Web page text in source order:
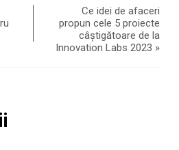
Ce idei de afaceri
propun cele 5 proiecte
câștigătoare de la
Innovation Labs 2023 »